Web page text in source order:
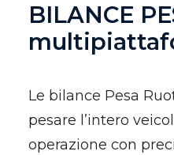
BILANCE
Le bilance Pesa
pesare l’intero
operazione con